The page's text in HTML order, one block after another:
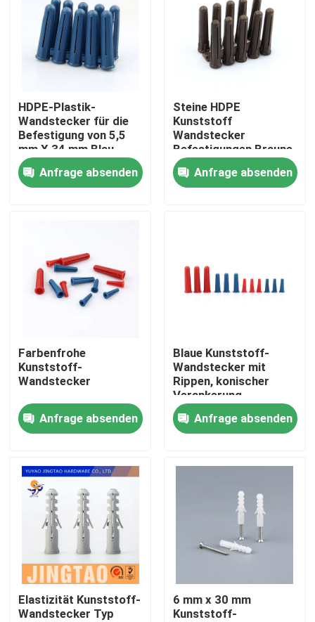
Produkte
Videos
Über uns
Qualitätskontrolle
Kontakt
Referenzen
Naylon-Wandanker
Naylon-Ankerstecker
HDPE-Plastik-
Wandstecker für die
Befestigung von 5,5
mm X 34 mm Blau
Farbe Leichtgewicht
Anfrage absenden
Steine HDPE
Kunststoff
Wandstecker
Befestigungen Braune
Farbe 7 mm X 40 mm
Anfrage absenden
Farbenfrohe
Kunststoff-
Wandstecker
Anfrage absenden
Blaue Kunststoff-
Wandstecker mit
Rippen, konischer
Verankerung,
schnelleres
Ausdehnungsrohr
Anfrage absenden
Elastizität Kunststoff-
Wandstecker Typ
6 mm x 30 mm
Kunststoff-